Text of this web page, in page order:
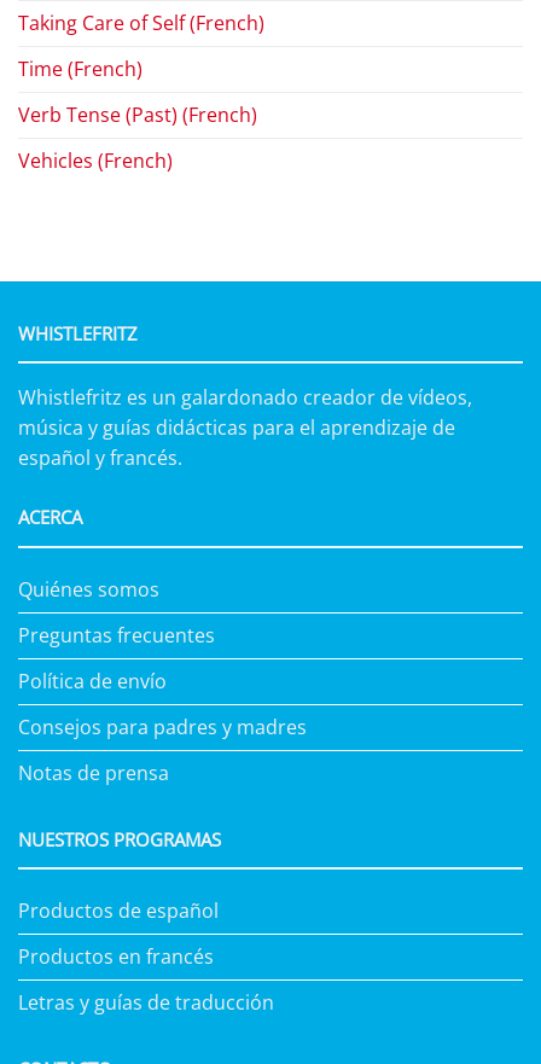
Taking Care of Self (French)
Time (French)
Verb Tense (Past) (French)
Vehicles (French)
WHISTLEFRITZ
Whistlefritz es un galardonado creador de vídeos,
música y guías didácticas para el aprendizaje de
español y francés.
ACERCA
Quiénes somos
Preguntas frecuentes
Política de envío
Consejos para padres y madres
Notas de prensa
NUESTROS PROGRAMAS
Productos de español
Productos en francés
Letras y guías de traducción